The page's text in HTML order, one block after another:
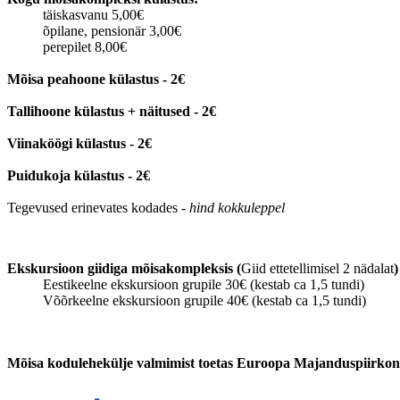
täiskasvanu 5,00€
õpilane, pensionär 3,00€
perepilet 8,00€
Mõisa peahoone külastus - 2€
Tallihoone külastus + näitused - 2€
Viinaköögi külastus - 2€
Puidukoja külastus - 2€
Tegevused erinevates kodades - hind kokkuleppel
Ekskursioon giidiga mõisakompleksis (Giid ettetellimisel 2 nädalat)
Eestikeelne ekskursioon grupile 30€ (kestab ca 1,5 tundi)
Võõrkeelne ekskursioon grupile 40€ (kestab ca 1,5 tundi)
Mõisa kodulehekülje valmimist toetas Euroopa